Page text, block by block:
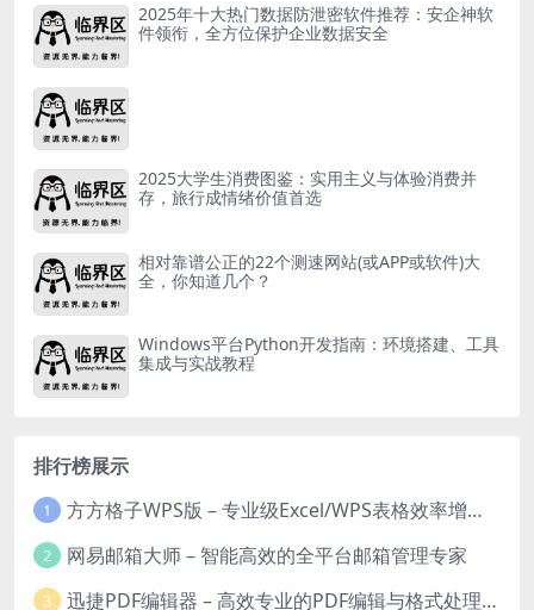
2025年十大热门数据防泄密软件推荐：安企神软
件领衔，全方位保护企业数据安全
2025大学生消费图鉴：实用主义与体验消费并
存，旅行成情绪价值首选
相对靠谱公正的22个测速网站(或APP或软件)大
全，你知道几个？
Windows平台Python开发指南：环境搭建、工具
集成与实战教程
排行榜展示
1 方方格子WPS版 – 专业级Excel/WPS表格效率增强插件
2 网易邮箱大师 – 智能高效的全平台邮箱管理专家
3 迅捷PDF编辑器 – 高效专业的PDF编辑与格式处理工具